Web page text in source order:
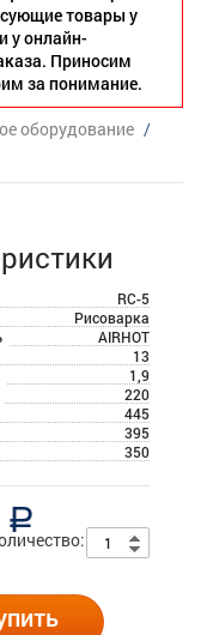
товары у
у онлайн-
Приносим
за понимание.
оборудование /
RC-5
Рисоварка
AIRHOT
13
1,9
220
445
395
350
a